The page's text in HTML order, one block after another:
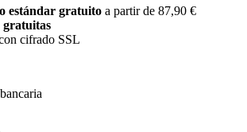
estándar gratuito a partir de 87,90 €
gratuitas
cifrado SSL